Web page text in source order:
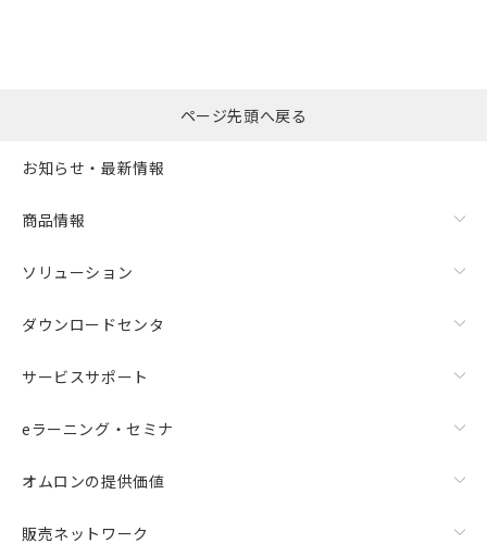
ページ先頭へ戻る
お知らせ・最新情報
商品情報
ソリューション
ダウンロードセンタ
サービスサポート
eラーニング・セミナ
オムロンの提供価値
販売ネットワーク